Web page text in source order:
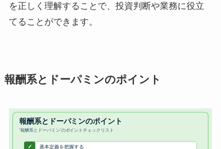
を正しく理解することで、投資判断や業務に役立
てることができます。
報酬系とドーパミンのポイント